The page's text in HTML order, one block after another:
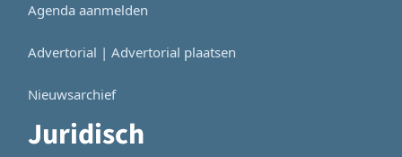
Agenda aanmelden
Advertorial | Advertorial plaatsen
Nieuwsarchief
Juridisch